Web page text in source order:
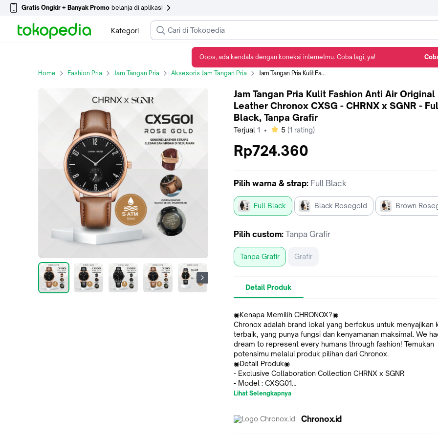
Gratis Ongkir + Banyak Promo belanja di aplikasi
Kategori
Home Fashion Pria Jam Tangan Pria Aksesoris Jam Tangan Pria Jam Tangan Pria Kulit Fashion Anti Air Original Leather Chronox CXSG - CHRNX x SGNR - Full Black, Tanpa Grafir
Jam Tangan Pria Kulit Fashion Anti Air Original
Leather Chronox CXSG - CHRNX x SGNR - Full
Black, Tanpa Grafir
Terjual 1 • bintang
5 (1 rating)
Rp724.360
Pilih warna & strap: Full Black
Full Black Black Rosegold Brown
Pilih custom: Tanpa Grafir
Tanpa Grafir Grafir
Detail Produk
◉Kenapa Memilih CHRONOX?◉
Chronox adalah brand lokal yang berfokus untuk menyajikan
terbaik, yang punya fungsi dan kenyamanan maksimal. We
dream to represent every humans through fashion! Temukan
potensimu melalui produk pilihan dari Chronox.
◉Detail Produk◉
- Exclusive Collaboration Collection CHRNX x SGNR
- Model : CXSG01
- Diameter Casing : 40 cm
- Bahan Strap : Genuine Leather Strap with Quick Release
Lihat Selengkapnya
Chronox.id
Oops, ada kendala dengan koneksi internetmu. Coba lagi, ya!